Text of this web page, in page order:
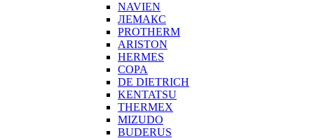
NAVIEN
ЛЕМАКС
PROTHERM
ARISTON
HERMES
COPA
DE DIETRICH
KENTATSU
THERMEX
MIZUDO
BUDERUS